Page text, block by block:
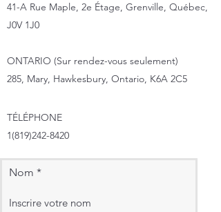
41-A Rue Maple, 2e Étage, Grenville, Québec,
J0V 1J0
ONTARIO (Sur rendez-vous seulement)
285, Mary, Hawkesbury, Ontario, K6A 2C5
TÉLÉPHONE
1(819)242-8420
Nom